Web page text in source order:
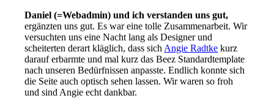
Daniel (=Webadmin) und ich verstanden uns gut,
ergänzten uns gut. Es war eine tolle Zusammenarbeit. Wir
versuchten uns eine Nacht lang als Designer und
scheiterten derart kläglich, dass sich Angie Radtke kurz
darauf erbarmte und mal kurz das Beez Standardtemplate
nach unseren Bedürfnissen anpasste. Endlich konnte sich
die Seite auch optisch sehen lassen. Wir waren so froh
und sind Angie echt dankbar.